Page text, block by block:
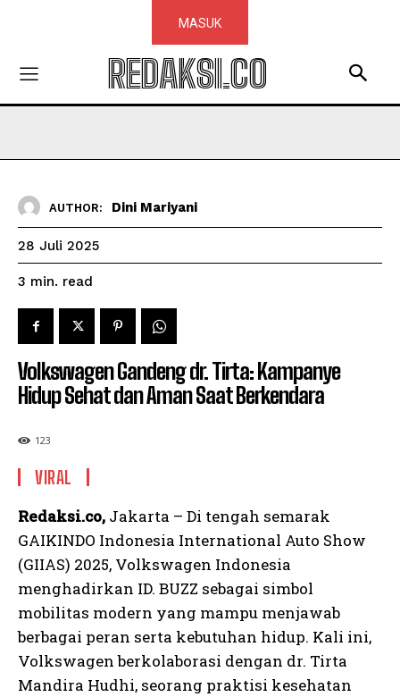
MASUK
REDAKSI.CO
AUTHOR: Dini Mariyani
28 Juli 2025
3 min. read
Volkswagen Gandeng dr. Tirta: Kampanye
Hidup Sehat dan Aman Saat Berkendara
123
VIRAL
Redaksi.co, Jakarta – Di tengah semarak
GAIKINDO Indonesia International Auto Show
(GIIAS) 2025, Volkswagen Indonesia
menghadirkan ID. BUZZ sebagai simbol
mobilitas modern yang mampu menjawab
berbagai peran serta kebutuhan hidup. Kali ini,
Volkswagen berkolaborasi dengan dr. Tirta
Mandira Hudhi, seorang praktisi kesehatan